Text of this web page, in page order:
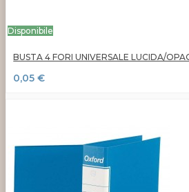
Disponibile
BUSTA 4 FORI UNIVERSALE LUCIDA/
0,05 €